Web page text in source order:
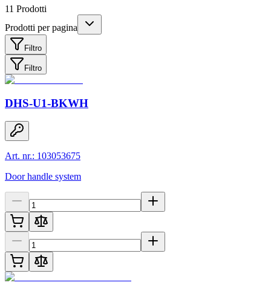
11 Prodotti
Prodotti per pagina
Filtro
Filtro
DHS-U1-BKWH
Art. nr.: 103053675
Door handle system